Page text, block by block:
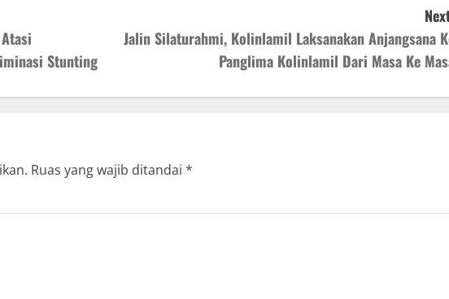
Stunting
Jalin Silaturahmi, Kolinlamil Laksanakan Anjangsana
Panglima Kolinlamil Dari Masa Ke
Ruas yang wajib ditandai *